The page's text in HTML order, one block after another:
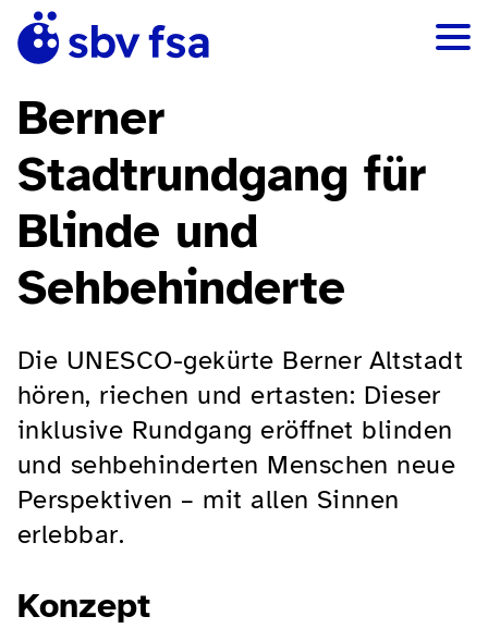
Berner
Stadtrundgang für
Blinde und
Sehbehinderte
Die UNESCO-gekürte Berner Altstadt
hören, riechen und ertasten: Dieser
inklusive Rundgang eröffnet blinden
und sehbehinderten Menschen neue
Perspektiven – mit allen Sinnen
erlebbar.
Konzept